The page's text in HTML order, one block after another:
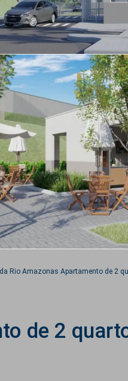
Rio Amazonas Apartamento de 2
de 2